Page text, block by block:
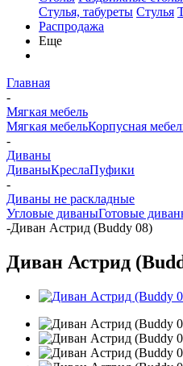
Стулья, табуреты Стулья
Распродажа
Еще
Главная
-
Мягкая мебель
Мягкая мебельКорпусная
-
Диваны
ДиваныКреслаПуфики
-
Диваны не раскладные
Угловые диваныГотовые
-Диван Астрид (Buddy 08)
Диван Астрид